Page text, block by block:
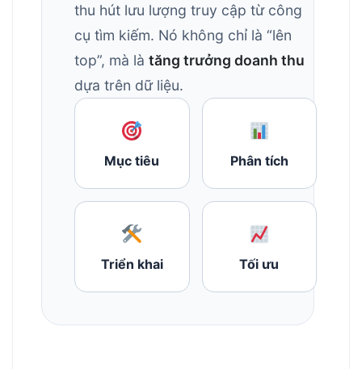
thu hút lưu lượng truy cập từ công
cụ tìm kiếm. Nó không chỉ là “lên
top”, mà là tăng trưởng doanh thu
dựa trên dữ liệu.
Mục tiêu Phân tích
Triển khai Tối ưu